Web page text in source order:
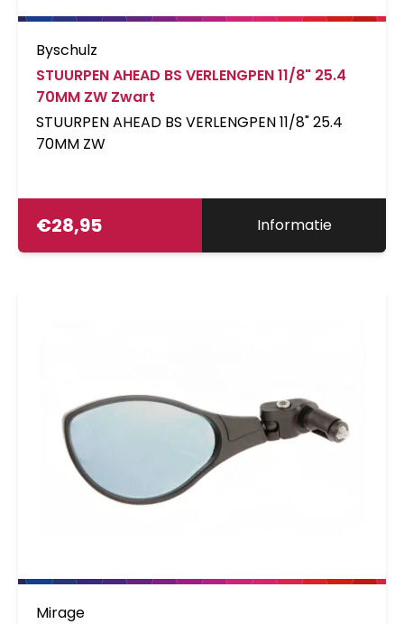
Byschulz
STUURPEN AHEAD BS VERLENGPEN 11/8" 25.4
70MM ZW Zwart
STUURPEN AHEAD BS VERLENGPEN 11/8" 25.4
70MM ZW
€28,95 Informatie
Mirage